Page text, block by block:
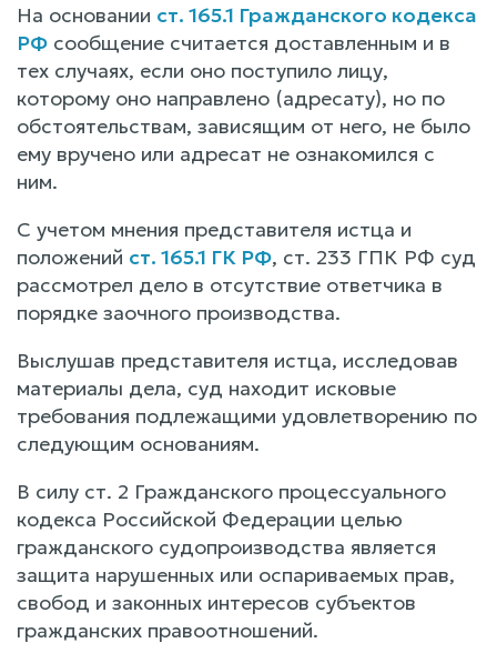
На основании ст. 165.1 Гражданского кодекса
РФ сообщение считается доставленным и в
тех случаях, если оно поступило лицу,
которому оно направлено (адресату), но по
обстоятельствам, зависящим от него, не было
ему вручено или адресат не ознакомился с
ним.
С учетом мнения представителя истца и
положений ст. 165.1 ГК РФ, ст. 233 ГПК РФ суд
рассмотрел дело в отсутствие ответчика в
порядке заочного производства.
Выслушав представителя истца, исследовав
материалы дела, суд находит исковые
требования подлежащими удовлетворению по
следующим основаниям.
В силу ст. 2 Гражданского процессуального
кодекса Российской Федерации целью
гражданского судопроизводства является
защита нарушенных или оспариваемых прав,
свобод и законных интересов субъектов
гражданских правоотношений.